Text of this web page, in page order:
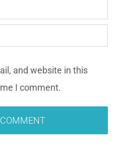
and website in this
I comment.